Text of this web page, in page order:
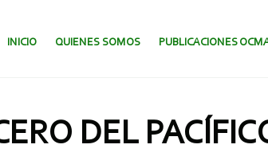
SALTAR AL CONTENIDO.
INICIO QUIENES SOMOS PUBLICACIONES
DEL